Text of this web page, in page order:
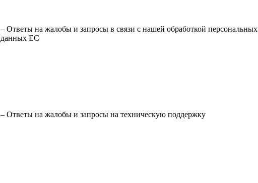
– Ответы на жалобы и запросы в связи с нашей обработкой персональных
данных ЕС
– Ответы на жалобы и запросы на техническую поддержку